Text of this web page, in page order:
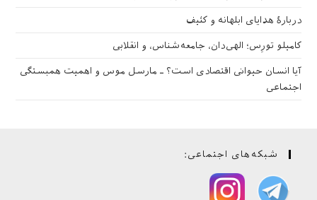
دربارهٔ هدایای ابلهانه و کثیف
کامیلو تورِس؛ الهی‌دان، جامعه‌شناس، و انقلابی
آیا انسان حیوانی اقتصادی است؟ ـ مارسل موس و اهمیت همبستگی
اجتماعی
شبکه‌های اجتماعی: